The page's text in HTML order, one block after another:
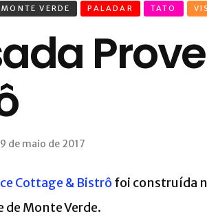
MONTE VERDE PALADAR TATO
9 de maio de 2017
Cottage & Bistrô foi construída
de Monte Verde.